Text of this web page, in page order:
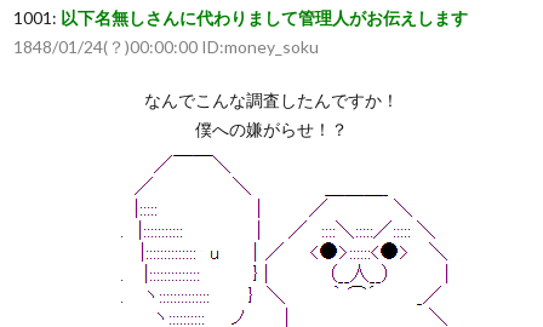
1001: 以下名無しさんに代わりまして管理人がお伝えします
1848/01/24(？)00:00:00 ID:money_soku
なんでこんな調査したんですか！
僕への嫌がらせ！？